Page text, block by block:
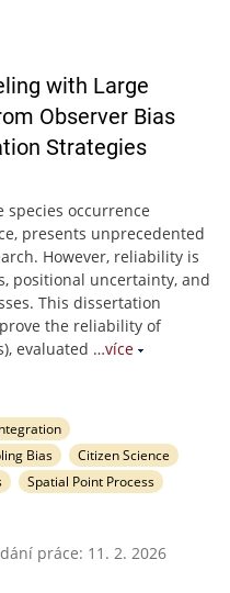
with Large
Observer Bias
Strategies
species occurrence
presents unprecedented
However, reliability is
positional uncertainty, and
This dissertation
the reliability of
evaluated …více
Bias
Citizen Science
Spatial Point Process
práce: 11. 2. 2026